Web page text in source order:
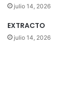
julio 14, 2026
EXTRACTO
julio 14, 2026